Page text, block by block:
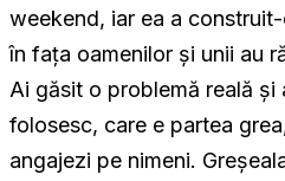
weekend, iar ea a
în fața oamenilor și unii au
Ai găsit o problemă reală și
folosesc, care e partea
angajezi pe nimeni.